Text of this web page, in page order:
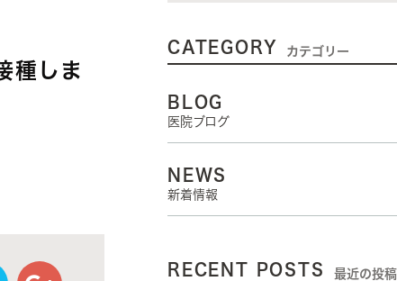
種しま
CATEGORY カテゴリー
BLOG
医院ブログ
NEWS
新着情報
RECENT POSTS 最近の投稿